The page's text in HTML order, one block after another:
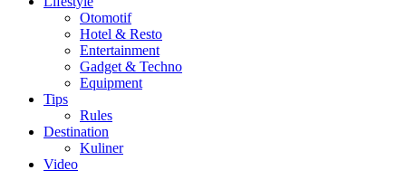
Otomotif
Hotel & Resto
Entertainment
Gadget & Techno
Equipment
Tips
Rules
Destination
Kuliner
Video